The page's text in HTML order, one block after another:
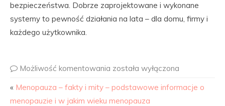
bezpieczeństwa. Dobrze zaprojektowane i wykonane
systemy to pewność działania na lata – dla domu, firmy i
każdego użytkownika.
Możliwość komentowania została wyłączona
« Menopauza – fakty i mity – podstawowe informacje o
menopauzie i w jakim wieku menopauza